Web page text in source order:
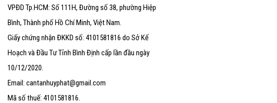
VPĐD Tp.HCM: Số 111H, Đường số 38, phường Hiệp
Bình, Thành phố Hồ Chí Minh, Việt Nam.
Giấy chứng nhận ĐKKD số: 4101581816 do Sở Kế
Hoạch và Đầu Tư Tỉnh Bình Định cấp lần đầu ngày
10/12/2020.
Email: cantanhuyphat@gmail.com
Mã số thuế: 4101581816.